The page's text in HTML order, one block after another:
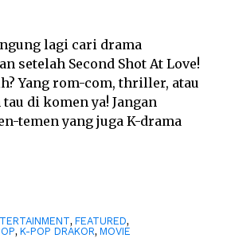
lagi cari drama
setelah Second Shot At Love!
Yang rom-com, thriller, atau
di komen ya! Jangan
temen yang juga K-drama
, FEATURED,
, K-POP DRAKOR, MOVIE